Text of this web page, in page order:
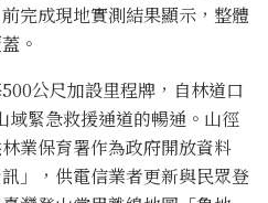
完成現地實測結果顯示，整體
。
公尺加設里程牌，自林道口
域緊急救援通道的暢通。山徑
業保育署作為政府開放資料
」，供電信業者更新與民眾登